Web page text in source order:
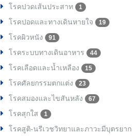
โรคปวดเส้นประสาท 1
โรคปอดและทางเดินหายใจ 19
โรคผิวหนัง 91
โรคระบบทางเดินอาหาร 44
โรคเลือดและน้ำเหลือง 15
โรคศัลยกรรมตกแต่ง 23
โรคสมองและไขสันหลัง 67
โรคสุกใส 1
โรคสูติ-นรีเวชวิทยาและภาวะมีบุตรยาก